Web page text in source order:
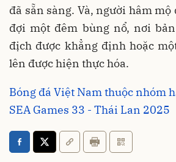
đã sẵn sàng. Và, người hâm mộ
đợi một đêm bùng nổ, nơi
địch được khẳng định hoặc
lên được hiện thực hóa.
Bóng đá Việt Nam thuộc nhóm
SEA Games 33 - Thái Lan 2025